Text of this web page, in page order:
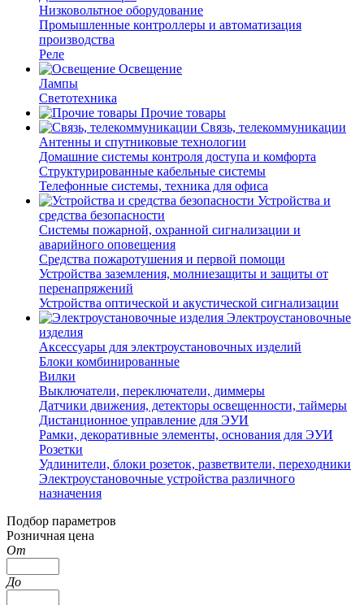
Низковольтное оборудование
Промышленные контроллеры и автоматизация
производства
Реле
Освещение
Лампы
Светотехника
Прочие товары
Связь, телекоммуникации
Антенны и спутниковые технологии
Домашние системы контроля доступа и комфорта
Структурированные кабельные системы
Телефонные системы, техника для офиса
Устройства и
средства безопасности
Системы пожарной, охранной сигнализации и
аварийного оповещения
Средства пожаротушения и первой помощи
Устройства заземления, молниезащиты и защиты от
перенапряжений
Устройства оптической и акустической сигнализации
Электроустановочные
изделия
Аксессуары для электроустановочных изделий
Блоки комбинированные
Вилки
Выключатели, переключатели, диммеры
Датчики движения, детекторы освещенности, таймеры
Дистанционное управление для ЭУИ
Рамки, декоративные элементы, основания для ЭУИ
Розетки
Удлинители, блоки розеток, разветвители, переходники
Электроустановочные устройства различного
назначения
Подбор параметров
Розничная цена
От
До